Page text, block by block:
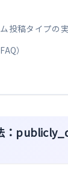
投稿タイプの
）
：